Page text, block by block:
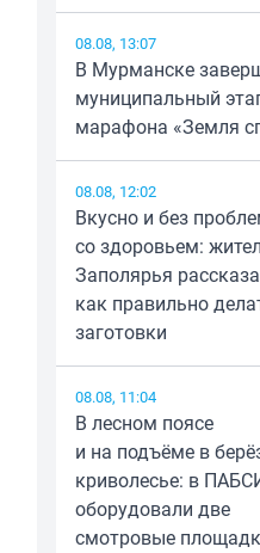
08.08, 13:07
В Мурманске
муниципальный
марафона «Земля
08.08, 12:02
Вкусно и без
со здоровьем:
Заполярья
как правильно
заготовки
08.08, 11:04
В лесном поясе
и на подъёме в
криволесье: в
оборудовали две
смотровые